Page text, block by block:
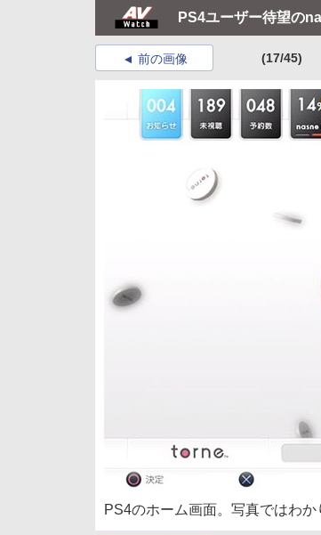
PS4ユーザー待望の
前の画像 (17/45)
PS4のホーム画面。写真ではわ